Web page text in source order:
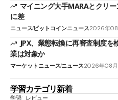
マイニング大手MARAとクリ
に差
ニュースビットコインニュース2026年08
JPX、業態転換に再審査制度
業は対象か
マーケットニュースニュース2026年08
学習カテゴリ新着
学習 レビュー